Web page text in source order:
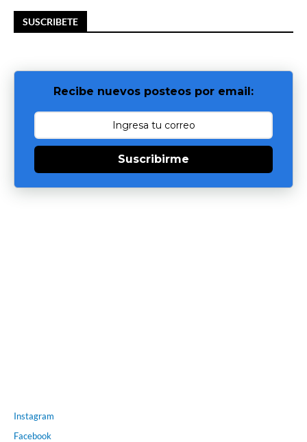
SUSCRIBETE
Recibe nuevos posteos por email:
Suscribirme
Instagram
Facebook